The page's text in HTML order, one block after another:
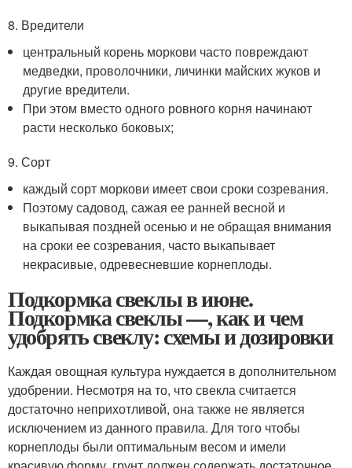
8. Вредители
центральный корень моркови часто повреждают
медведки, проволочники, личинки майских жуков и
другие вредители.
При этом вместо одного ровного корня начинают
расти несколько боковых;
9. Сорт
каждый сорт моркови имеет свои сроки созревания.
Поэтому садовод, сажая ее ранней весной и
выкапывая поздней осенью и не обращая внимания
на сроки ее созревания, часто выкапывает
некрасивые, одревесневшие корнеплоды.
Подкормка свеклы в июне.
Подкормка свеклы —, как и чем
удобрять свеклу: схемы и дозировки
Каждая овощная культура нуждается в дополнительном
удобрении. Несмотря на то, что свекла считается
достаточно неприхотливой, она также не является
исключением из данного правила. Для того чтобы
корнеплоды были оптимальным весом и имели